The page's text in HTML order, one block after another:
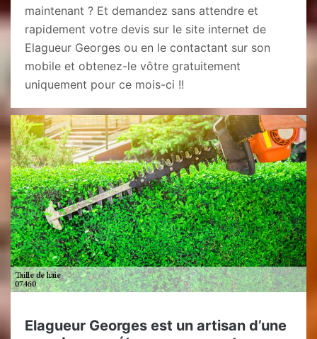
maintenant ? Et demandez sans attendre et
rapidement votre devis sur le site internet de
Elagueur Georges ou en le contactant sur son
mobile et obtenez-le vôtre gratuitement
uniquement pour ce mois-ci !!
Elagueur Georges est un artisan d’une